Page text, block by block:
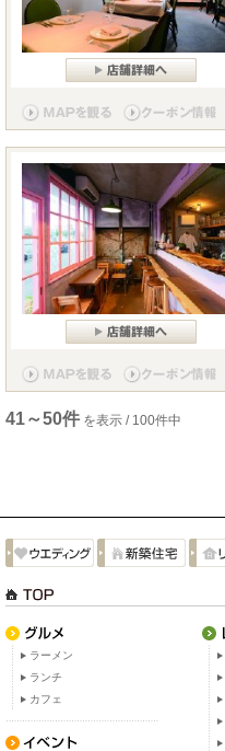
41～50件 を表示 / 100件中
ラーメン
ランチ
カフェ